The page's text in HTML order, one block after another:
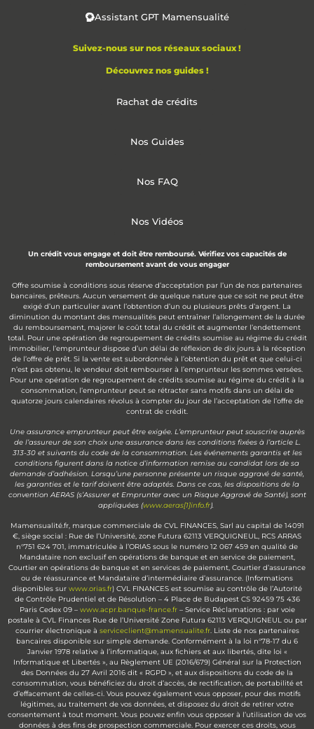
Assistant GPT Mamensualité
Suivez-nous sur nos réseaux sociaux !
Découvrez nos guides !
Rachat de crédits
Nos Guides
Nos FAQ
Nos Vidéos
Un crédit vous engage et doit être remboursé. Vérifiez vos capacités de
remboursement avant de vous engager
Offre soumise à conditions sous réserve d’acceptation par l’un de nos partenaires
bancaires, prêteurs. Aucun versement de quelque nature que ce soit ne peut être
exigé d’un particulier avant l’obtention d’un ou plusieurs prêts d’argent. La
diminution du montant des mensualités peut entraîner l’allongement de la durée
du remboursement, majorer le coût total du crédit et augmenter l’endettement
total. Pour une opération de regroupement de crédits soumise au régime du crédit
immobilier, l’emprunteur dispose d’un délai de réflexion de dix jours à la réception
de l’offre de prêt. Si la vente est subordonnée à l’obtention du prêt et que celui-ci
n’est pas obtenu, le vendeur doit rembourser à l’emprunteur les sommes versées.
Pour une opération de regroupement de crédits soumise au régime du crédit à la
consommation, l’emprunteur peut se rétracter sans motifs dans un délai de
quatorze jours calendaires révolus à compter du jour de l’acceptation de l’offre de
contrat de crédit.
Une assurance emprunteur peut être exigée. L’emprunteur peut souscrire auprès
de l’assureur de son choix une assurance dans les conditions fixées à l’article L.
313-30 et suivants du code de la consommation. Les événements garantis et les
conditions figurent dans la notice d’information remise au candidat lors de sa
demande d’adhésion. Lorsqu’une personne présente un risque aggravé de santé,
les garanties et le tarif doivent être adaptés. Dans ce cas, les dispositions de la
convention AERAS (s’Assurer et Emprunter avec un Risque Aggravé de Santé), sont
appliquées (www.aeras[1]info.fr).
Mamensualité.fr, marque commerciale de CVL FINANCES, Sarl au capital de 14091
€, siège social : Rue de l’Université, zone Futura 62113 VERQUIGNEUL, RCS ARRAS
n°751 624 701, immatriculée à l’ORIAS sous le numéro 12 067 459 en qualité de
Mandataire non exclusif en opérations de banque et en service de paiement,
Courtier en opérations de banque et en services de paiement, Courtier d’assurance
ou de réassurance et Mandataire d’intermédiaire d’assurance. (Informations
disponibles sur www.orias.fr) CVL FINANCES est soumise au contrôle de l’Autorité
de Contrôle Prudentiel et de Résolution – 4 Place de Budapest CS 92459 75 436
Paris Cedex 09 – www.acpr.banque-france.fr– Service Réclamations : par voie
postale à CVL Finances Rue de l’Université Zone Futura 62113 VERQUIGNEUL ou par
courrier électronique à serviceclient@mamensualite.fr. Liste de nos partenaires
bancaires disponible sur simple demande. Conformément à la loi n°78-17 du 6
Janvier 1978 relative à l’informatique, aux fichiers et aux libertés, dite loi «
Informatique et Libertés », au Règlement UE (2016/679) Général sur la Protection
des Données du 27 Avril 2016 dit « RGPD », et aux dispositions du code de la
consommation, vous bénéficiez du droit d’accès, de rectification, de portabilité et
d’effacement de celles-ci. Vous pouvez également vous opposer, pour des motifs
légitimes, au traitement de vos données, et disposez du droit de retirer votre
consentement à tout moment. Vous pouvez enfin vous opposer à l’utilisation de vos
données à des fins de prospection commerciale. Pour exercer ces droits, vous